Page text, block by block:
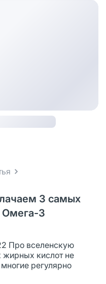
3 самых
Омега-3
Про вселенскую
кислот не
регулярно